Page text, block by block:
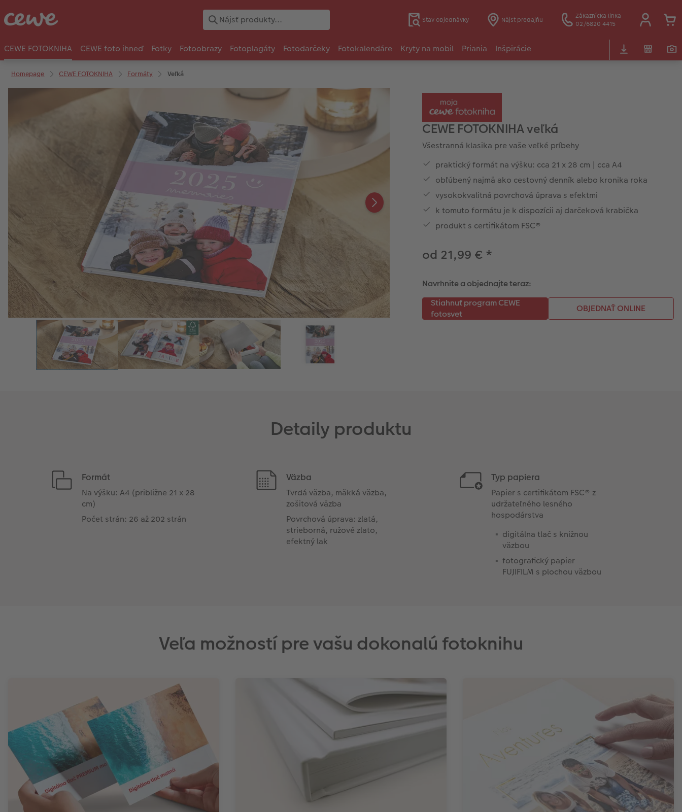
Stav objednávky Nájsť predajňu
Zákaznícka linka
02/6820 4415
CEWE FOTOKNIHA CEWE foto ihneď Fotky Fotoobrazy Fotoplagáty Fotodarčeky Fotokalendáre Kryty na mobil Priania Inšpirácie
Homepage CEWE FOTOKNIHA Formáty Veľká
CEWE FOTOKNIHA veľká
Všestranná klasika pre vaše veľké príbehy
praktický formát na výšku: cca 21 x 28 cm | cca A4
obľúbený najmä ako cestovný denník alebo kronika roka
vysokokvalitná povrchová úprava s efektmi
k tomuto formátu je k dispozícii aj darčeková krabička
produkt s certifikátom FSC®
od 21,99 € *
Navrhnite a objednajte teraz:
Detaily produktu
Formát
Na výšku: A4 (približne 21 x 28
cm)
Počet strán: 26 až 202 strán
Väzba
Tvrdá väzba, mäkká väzba,
zošitová väzba
Povrchová úprava: zlatá,
strieborná, ružové zlato,
efektný lak
Typ papiera
Papier s certifikátom FSC® z
udržateľného lesného
hospodárstva
digitálna tlač s knižnou
väzbou
fotografický papier
FUJIFILM s plochou väzbou
Veľa možností pre vašu dokonalú fotoknihu